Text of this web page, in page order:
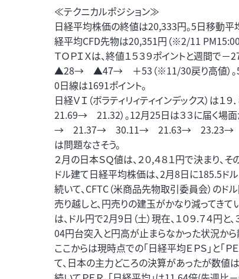
≪テクニカルポジション≫
日経平均株価の終値は20,333円。5日移動平
経平均CFD先物は20,351円（※2/11 PM15:00
ＴＯＰＩＸは、終値１５３９ポイント
▲28→ ▲47→ ＋53（※11/30戻り高値）。5日
0日線は1691ポイント。
日経ＶＩ（ボラティリィティインデック
21.69→ 21.32）。12月25日は３３に届く
→ 21.37→ 30.11→ 21.63→ 23.23→ 18.07）
は問題なさそう。
２月の日本ＳＱ値は、２０,４８１円で決まり
ドル建て日経平均株価は、2月8日に185.5ド
続いて、CFTC（米商品先物取引委員会）の
売り越しと、円売りの建玉がかなり減ってき
は、ドル円で2月9日（土）現在、１０９.７４円
04円台突入と円高が止まらなかった状況から
ここからは現時点での「日経平均ＥＰＳ」と「
て、日本の主力どころの決算があったが数値